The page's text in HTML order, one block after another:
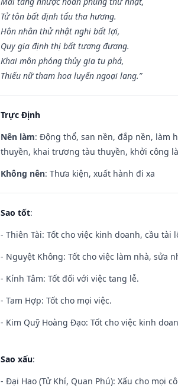
Tử tôn bất định tẩu tha hương.
Hôn nhân thử nhật nghi bất lợi,
Quy gia định thị bất tương đương.
Khai môn phóng thủy gia tu phá,
Thiếu nữ tham hoa luyến ngoại lang.”
Trực Định
Nên làm: Động thổ, san nền, đắp nền, làm
thuyền, khai trương tàu thuyền, khởi công
Không nên: Thưa kiện, xuất hành đi xa
Sao tốt:
- Thiên Tài: Tốt cho việc kinh doanh, cầu tài
- Nguyệt Không: Tốt cho việc làm nhà, sửa
- Kính Tâm: Tốt đối với việc tang lễ.
- Tam Hợp: Tốt cho mọi việc.
- Kim Quỹ Hoàng Đạo: Tốt cho việc kinh
Sao xấu:
- Đại Hao (Tử Khí, Quan Phú): Xấu cho mọi